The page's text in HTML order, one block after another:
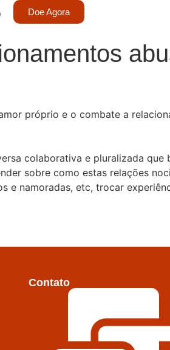
Doe Agora
próprio e o combate a
colaborativa e pluralizada
sobre como estas relações
e namoradas, etc, trocar
Contato